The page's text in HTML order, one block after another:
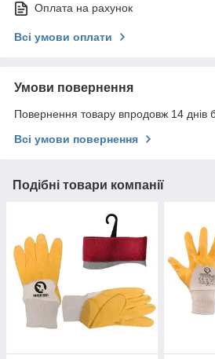
Оплата на рахунок
Всі умови оплати
Умови повернення
Повернення товару впродовж 14 днів
Всі умови повернення
Подібні товари компанії